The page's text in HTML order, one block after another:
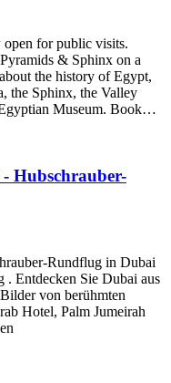
for public visits.
& Sphinx on a
the history of Egypt,
the Sphinx, the Valley
Museum. Book…
Hubschrauber-
Rundflug in Dubai
Entdecken Sie Dubai aus
von berühmten
Hotel, Palm Jumeirah